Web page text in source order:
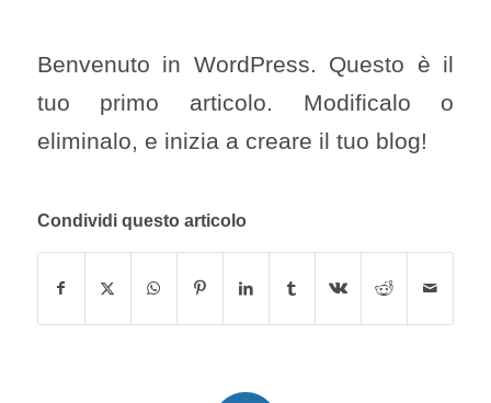
Benvenuto in WordPress. Questo è il
tuo primo articolo. Modificalo o
eliminalo, e inizia a creare il tuo blog!
Condividi questo articolo